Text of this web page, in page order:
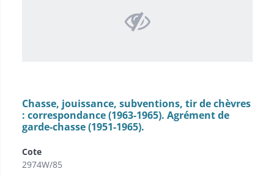
Chasse, jouissance, subventions, tir de chèvres
: correspondance (1963-1965). Agrément de
garde-chasse (1951-1965).
Cote
2974W/85